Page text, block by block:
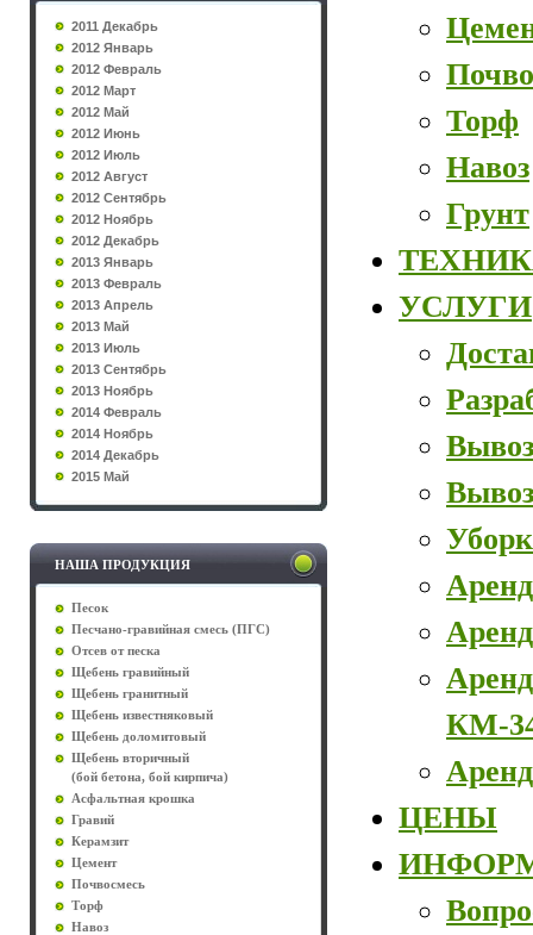
2011 Декабрь
2012 Январь
2012 Февраль
2012 Март
2012 Май
2012 Июнь
2012 Июль
2012 Август
2012 Сентябрь
2012 Ноябрь
2012 Декабрь
2013 Январь
2013 Февраль
2013 Апрель
2013 Май
2013 Июль
2013 Сентябрь
2013 Ноябрь
2014 Февраль
2014 Ноябрь
2014 Декабрь
2015 Май
НАША ПРОДУКЦИЯ
Песок
Песчано-гравийная смесь (ПГС)
Отсев от песка
Щебень гравийный
Щебень гранитный
Щебень известняковый
Щебень доломитовый
Щебень вторичный
(бой бетона, бой кирпича)
Асфальтная крошка
Гравий
Керамзит
Цемент
Почвосмесь
Торф
Навоз
Торф
Навоз
Грунт
УСЛУГИ
КМ-
ЦЕНЫ